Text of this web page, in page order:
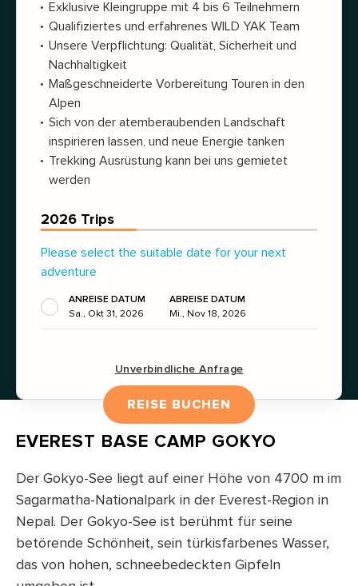
Exklusive Kleingruppe mit 4 bis 6 Teilnehmern
Qualifiziertes und erfahrenes WILD YAK Team
Unsere Verpflichtung: Qualität, Sicherheit und
Nachhaltigkeit
Maßgeschneiderte Vorbereitung Touren in den
Alpen
Sich von der atemberaubenden Landschaft
inspirieren lassen, und neue Energie tanken
Trekking Ausrüstung kann bei uns gemietet
werden
2026 Trips
Please select the suitable date for your next
adventure
ANREISE DATUM
Sa., Okt 31, 2026
ABREISE DATUM
Mi., Nov 18, 2026
Unverbindliche Anfrage
REISE BUCHEN
EVEREST BASE CAMP GOKYO
Der Gokyo-See liegt auf einer Höhe von 4700 m im
Sagarmatha-Nationalpark in der Everest-Region in
Nepal. Der Gokyo-See ist berühmt für seine
betörende Schönheit, sein türkisfarbenes Wasser,
das von hohen, schneebedeckten Gipfeln